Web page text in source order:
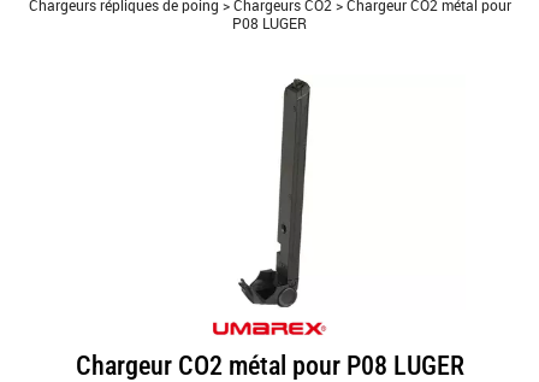
Chargeurs répliques de poing > Chargeurs CO2 > Chargeur CO2 métal pour
P08 LUGER
Chargeur CO2 métal pour P08 LUGER